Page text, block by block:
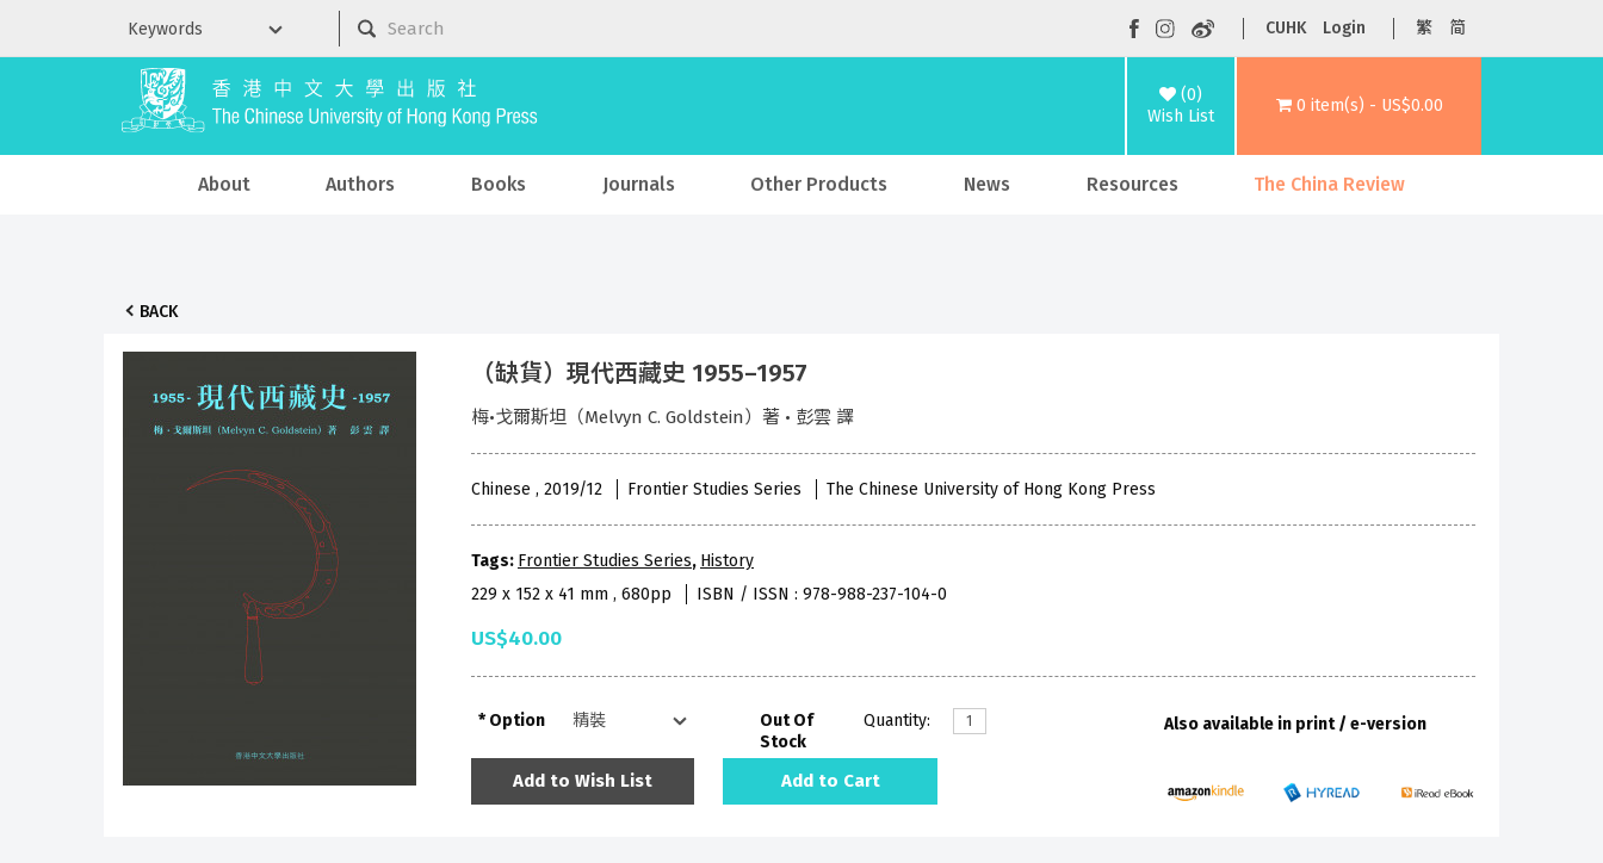
CUHK Login 繁 简
(0)
Wish List
0 item(s) - US$0.00
About Authors Books Journals Other Products News Resources The China Review
BACK
（缺貨）現代西藏史 1955–1957
梅•戈爾斯坦（Melvyn C. Goldstein）著 • 彭雲 譯
Chinese , 2019/12 Frontier Studies Series The Chinese University of Hong Kong Press
Tags: Frontier Studies Series, History
229 x 152 x 41 mm , 680pp
ISBN / ISSN : 978-988-237-104-0
US$40.00
Option
Out Of
Stock
Quantity:
Add to Wish List Add to Cart
Also available in print / e-version